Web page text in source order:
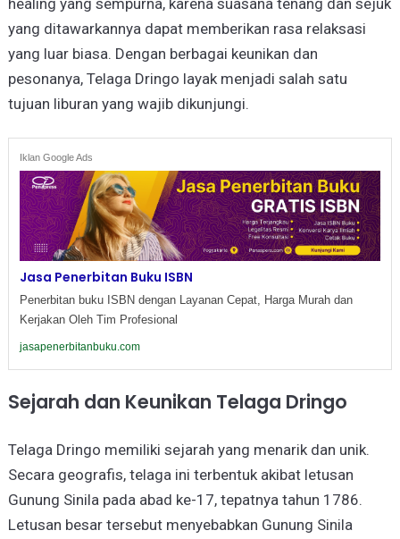
yang ditawarkannya dapat memberikan rasa relaksasi
yang luar biasa. Dengan berbagai keunikan dan
pesonanya, Telaga Dringo layak menjadi salah satu
tujuan liburan yang wajib dikunjungi.
Iklan Google Ads
Jasa Penerbitan Buku ISBN
Penerbitan buku ISBN dengan Layanan Cepat, Harga Murah dan
Kerjakan Oleh Tim Profesional
jasapenerbitanbuku.com
Sejarah dan Keunikan Telaga Dringo
Telaga Dringo memiliki sejarah yang menarik dan unik.
Secara geografis, telaga ini terbentuk akibat letusan
Gunung Sinila pada abad ke-17, tepatnya tahun 1786.
Letusan besar tersebut menyebabkan Gunung Sinila